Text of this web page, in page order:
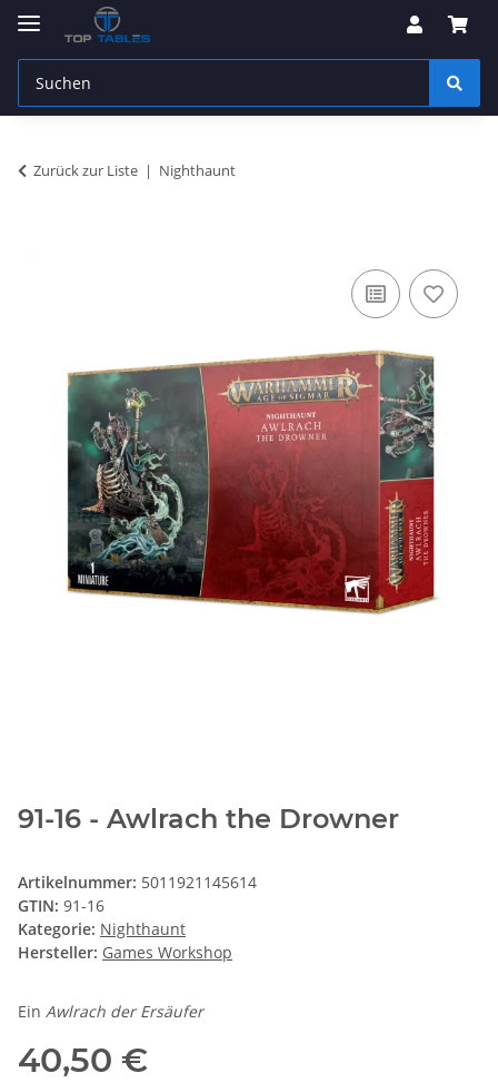
Zurück zur Liste Nighthaunt
91-16 - Awlrach the Drowner
Artikelnummer: 5011921145614
GTIN: 91-16
Kategorie: Nighthaunt
Hersteller: Games Workshop
Ein Awlrach der Ersäufer
40,50 €